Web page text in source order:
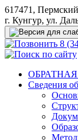
617471,
г. Кунгур, ул.
8
ОБРАТНАЯ
Сведения